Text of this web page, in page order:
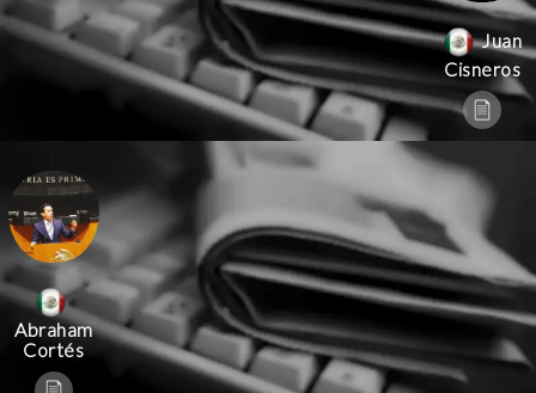
Juan
Cisneros
Abraham
Cortés